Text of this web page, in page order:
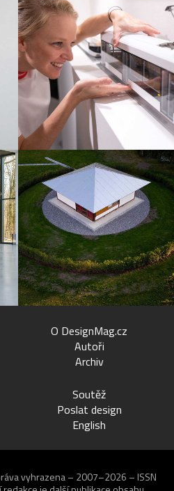
O DesignMag.cz
Autoři
Archiv
Soutěž
Poslat design
English
vyhrazena – 2007–2026 – ISSN